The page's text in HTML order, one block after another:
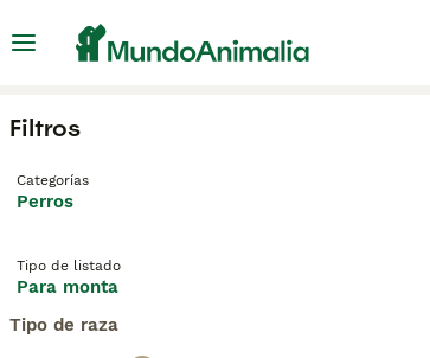
Filtros
Categorías
Perros
Tipo de listado
Para monta
Tipo de raza